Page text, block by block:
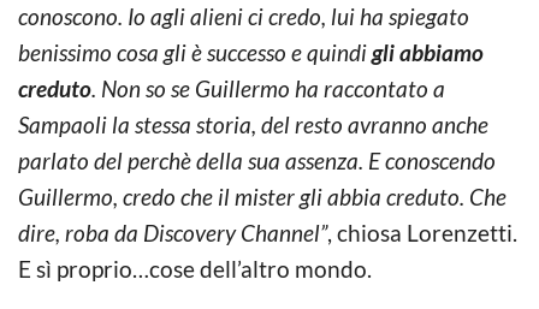
conoscono. Io agli alieni ci credo, lui ha spiegato
benissimo cosa gli è successo e quindigli abbiamo
creduto. Non so se Guillermo ha raccontato a
Sampaoli la stessa storia, del resto avranno anche
parlato del perchè della sua assenza. E conoscendo
Guillermo, credo che il mister gli abbia creduto. Che
dire, roba da Discovery Channel”, chiosa Lorenzetti.
E sì proprio…cose dell’altro mondo.